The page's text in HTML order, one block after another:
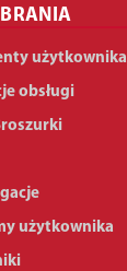
użytkownika
obsługi
użytkownika